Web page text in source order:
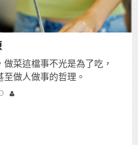
菜這檔事不光是為了吃，
做人做事的哲理。